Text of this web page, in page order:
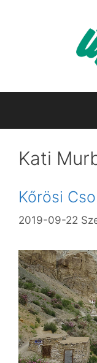
Kati
Kőrösi
2019-09-22